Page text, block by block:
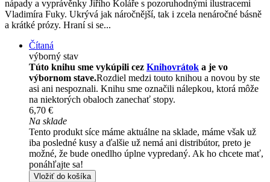
nápady a vyprávěnky Jiřího Koláře s pozoruhodnými ilustracemi
Vladimíra Fuky. Ukrývá jak náročnější, tak i zcela nenáročné básně
a krátké prózy. Hraní si se...
Čítaná
výborný stav
Túto knihu sme vykúpili cez Knihovrátok a je vo
výbornom stave.Rozdiel medzi touto knihou a novou by ste
asi ani nespoznali. Knihu sme označili nálepkou, ktorá môže
na niektorých obaloch zanechať stopy.
6,70 €
Na sklade
Tento produkt síce máme aktuálne na sklade, máme však už
iba posledné kusy a ďalšie už nemá ani distribútor, preto je
možné, že bude onedlho úplne vypredaný. Ak ho chcete mať,
ponáhľajte sa!
Vložiť do košíka